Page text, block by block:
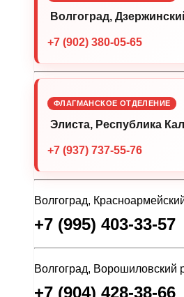
Волгоград,
+7 (902) 380-05-65
ФЛАГМАНСКОЕ ОТДЕЛЕНИЕ
Элиста, Республика
+7 (937) 737-55-76
Волгоград,
+7 (995) 403-33-57
Волгоград, Ворошиловский
+7 (904) 428-38-66